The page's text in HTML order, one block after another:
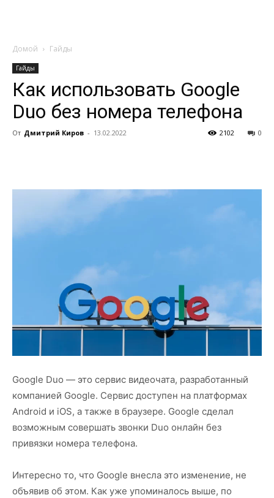
Домой Гайды
Гайды
Как использовать Google
Duo без номера телефона
От Дмитрий Киров - 13.02.2022 0
2102
Google Duo — это сервис видеочата, разработанный
компанией Google. Сервис доступен на платформах
Android и iOS, а также в браузере. Google сделал
возможным совершать звонки Duo онлайн без
привязки номера телефона.
Интересно то, что Google внесла это изменение, не
объявив об этом. Как уже упоминалось выше, по